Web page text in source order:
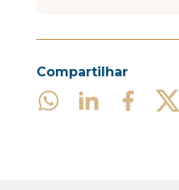
Compartilhar